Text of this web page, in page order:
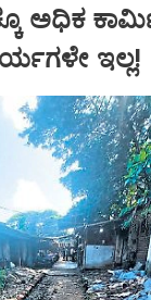
ಅಧಿಕ
ಇಲ್ಲ!